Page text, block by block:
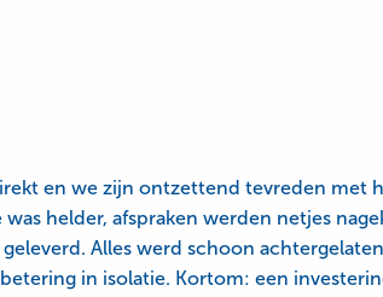
en we zijn ontzettend tevreden met
helder, afspraken werden netjes
Alles werd schoon
in isolatie. Kortom: een